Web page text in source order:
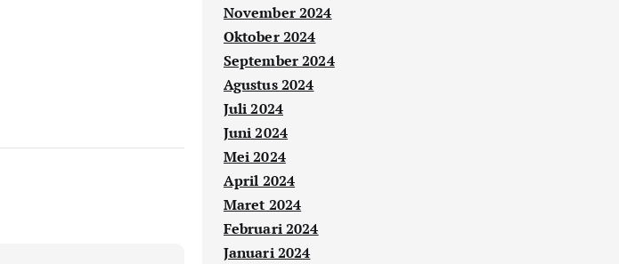
November 2024
Oktober 2024
September 2024
Agustus 2024
Juli 2024
Juni 2024
Mei 2024
April 2024
Maret 2024
Februari 2024
Januari 2024